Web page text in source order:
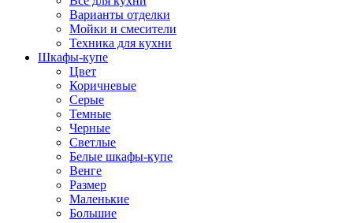
Варианты отделки
Мойки и смесители
Техника для кухни
Шкафы-купе
Цвет
Коричневые
Серые
Темные
Черные
Светлые
Белые шкафы-купе
Венге
Размер
Маленькие
Большие